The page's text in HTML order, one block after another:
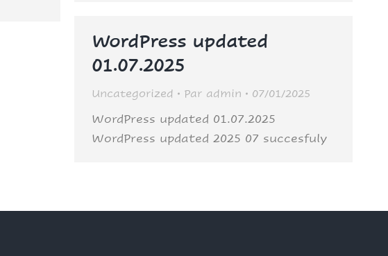
WordPress updated
01.07.2025
Uncategorized Par admin 07/01/2025
WordPress updated 01.07.2025
WordPress updated 2025 07 succesfuly